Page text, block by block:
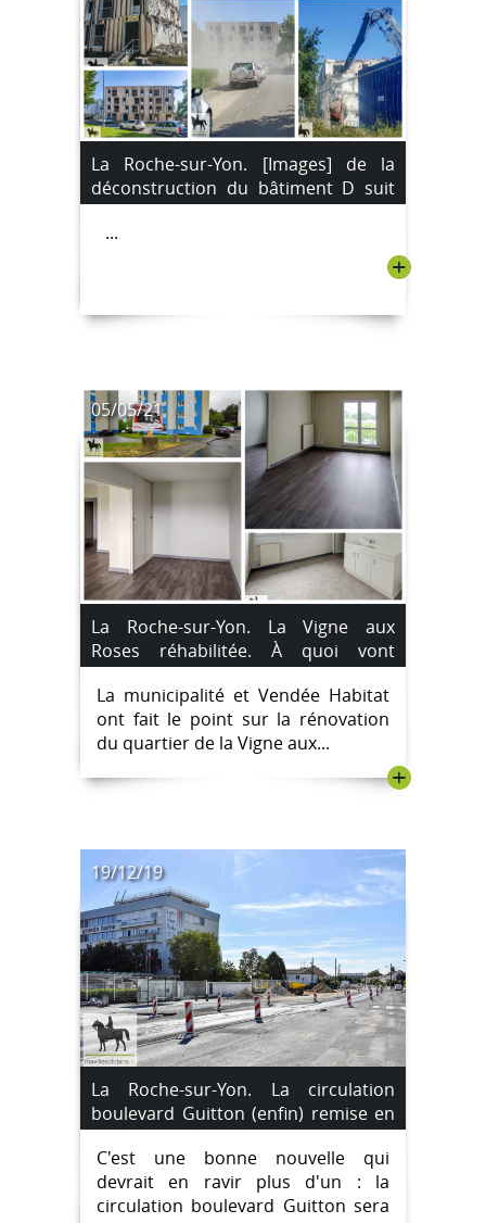
La Roche-sur-Yon. [Images] de la
déconstruction du bâtiment D suit
son cours.
...
+
05/05/21
La Roche-sur-Yon. La Vigne aux
Roses réhabilitée. À quoi vont
ressembler les logements rénovés ?
La municipalité et Vendée Habitat
ont fait le point sur la rénovation
du quartier de la Vigne aux...
+
19/12/19
La Roche-sur-Yon. La circulation
boulevard Guitton (enfin) remise en
double sens demain.
C'est une bonne nouvelle qui
devrait en ravir plus d'un : la
circulation boulevard Guitton sera